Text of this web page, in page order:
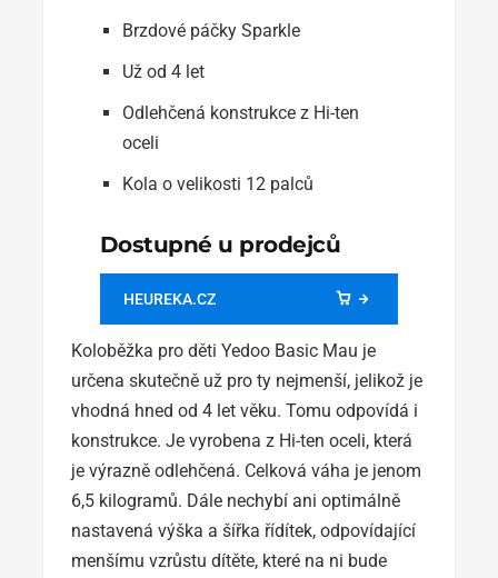
Brzdové páčky Sparkle
Už od 4 let
Odlehčená konstrukce z Hi-ten
oceli
Kola o velikosti 12 palců
Dostupné u prodejců
HEUREKA.CZ
Koloběžka pro děti Yedoo Basic Mau je
určena skutečně už pro ty nejmenší, jelikož je
vhodná hned od 4 let věku. Tomu odpovídá i
konstrukce. Je vyrobena z Hi-ten oceli, která
je výrazně odlehčená. Celková váha je jenom
6,5 kilogramů. Dále nechybí ani optimálně
nastavená výška a šířka řídítek, odpovídající
menšímu vzrůstu dítěte, které na ni bude